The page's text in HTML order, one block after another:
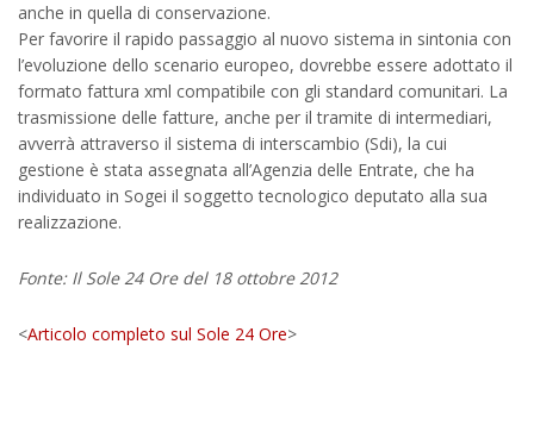
anche in quella di conservazione.
Per favorire il rapido passaggio al nuovo sistema in sintonia con
l’evoluzione dello scenario europeo, dovrebbe essere adottato il
formato fattura xml compatibile con gli standard comunitari. La
trasmissione delle fatture, anche per il tramite di intermediari,
avverrà attraverso il sistema di interscambio (Sdi), la cui
gestione è stata assegnata all’Agenzia delle Entrate, che ha
individuato in Sogei il soggetto tecnologico deputato alla sua
realizzazione.
Fonte: Il Sole 24 Ore del 18 ottobre 2012
<Articolo completo sul Sole 24 Ore>